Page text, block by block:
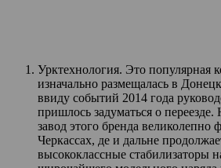
Урктехнология. Это популярная
изначально размещалась в
ввиду событий 2014 года
пришлось задуматься о
завод этого бренда великолепно
Черкассах, де и дальне
высококлассные стабилизаторы